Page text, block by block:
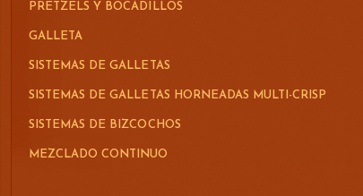
PRETZELS Y BOCADILLOS
GALLETA
SISTEMAS DE GALLETAS
SISTEMAS DE GALLETAS HORNEADAS MULTI-CRISP
SISTEMAS DE BIZCOCHOS
MEZCLADO CONTINUO